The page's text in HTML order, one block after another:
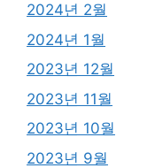
2024년 2월
2024년 1월
2023년 12월
2023년 11월
2023년 10월
2023년 9월